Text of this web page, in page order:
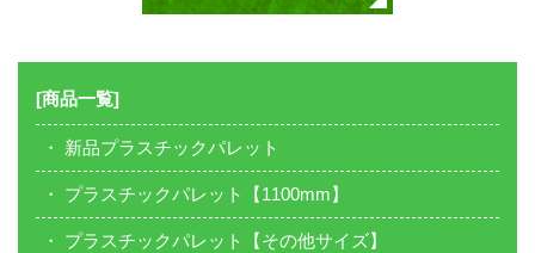
[商品一覧]
新品プラスチックパレット
プラスチックパレット【1100mm】
プラスチックパレット【その他サイズ】